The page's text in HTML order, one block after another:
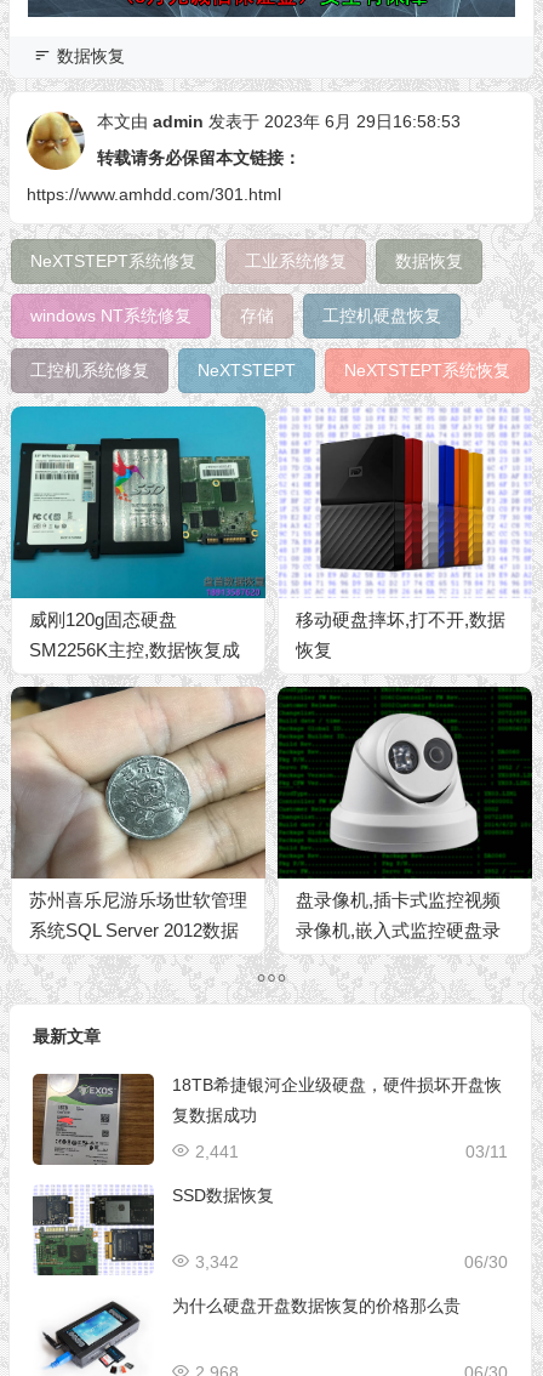
数据恢复
本文由 admin 发表于 2023年 6月 29日16:58:53
转载请务必保留本文链接：
https://www.amhdd.com/301.html
NeXTSTEPT系统修复 工业系统修复 数据恢复
windows NT系统修复 存储 工控机硬盘恢复
工控机系统修复 NeXTSTEPT NeXTSTEPT系统恢复
威刚120g固态硬盘
SM2256K主控,数据恢复成
功
移动硬盘摔坏,打不开,数据
恢复
苏州喜乐尼游乐场世软管理
系统SQL Server 2012数据
库数据恢复成功
盘录像机,插卡式监控视频
录像机,嵌入式监控硬盘录
像机,大型监控录像机服务
器数据恢复
最新文章
18TB希捷银河企业级硬盘，硬件损坏开盘恢
复数据成功
03/11
2,441
SSD数据恢复
06/30
3,342
为什么硬盘开盘数据恢复的价格那么贵
06/30
2,968